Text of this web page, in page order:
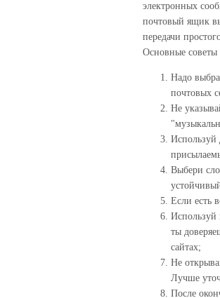
электронных
почтовый ящик
передачи
Основные советы
Надо
почтовых
Не
Используй
Выбери
Если есть
Используй
ты
сайтах;
Не
Лучше
После